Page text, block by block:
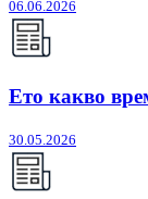
06.06.2026
Ето какво
30.05.2026